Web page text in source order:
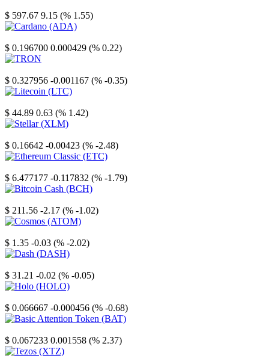
$ 597.67 9.15 (% 1.55)
$ 0.196700 0.000429 (% 0.22)
$ 0.327956 -0.001167 (% -0.35)
$ 44.89 0.63 (% 1.42)
$ 0.16642 -0.00423 (% -2.48)
$ 6.477177 -0.117832 (% -1.79)
$ 211.56 -2.17 (% -1.02)
$ 1.35 -0.03 (% -2.02)
$ 31.21 -0.02 (% -0.05)
$ 0.066667 -0.000456 (% -0.68)
$ 0.067233 0.001558 (% 2.37)